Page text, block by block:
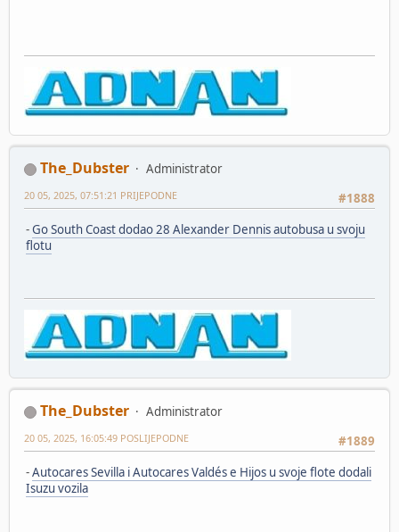
The_Dubster
Administrator
#1888
20 05, 2025, 07:51:21 PRIJEPODNE
-Go South Coast dodao 28 Alexander Dennis autobusa u svoju
flotu
The_Dubster
Administrator
#1889
20 05, 2025, 16:05:49 POSLIJEPODNE
-Autocares Sevilla i Autocares Valdés e Hijos u svoje flote dodali
Isuzu vozila